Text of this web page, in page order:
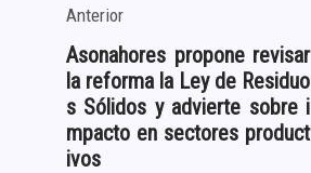
Anterior
Asonahores propone revisar
la reforma la Ley de Residuo
s Sólidos y advierte sobre i
mpacto en sectores product
ivos